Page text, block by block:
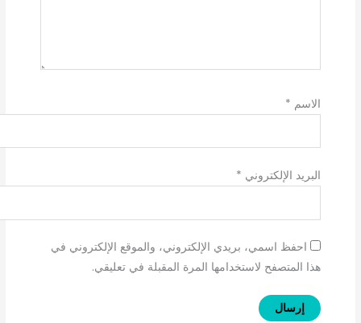
الاسم *
البريد الإلكتروني *
احفظ اسمي، بريدي الإلكتروني، والموقع الإلكتروني في
هذا المتصفح لاستخدامها المرة المقبلة في تعليقي.